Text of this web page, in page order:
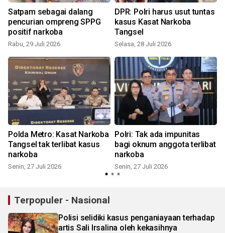
Satpam sebagai dalang
pencurian ompreng SPPG
positif narkoba
Rabu, 29 Juli 2026
DPR: Polri harus usut tuntas
kasus Kasat Narkoba
Tangsel
Selasa, 28 Juli 2026
Polda Metro: Kasat Narkoba
Tangsel tak terlibat kasus
narkoba
Senin, 27 Juli 2026
Polri: Tak ada impunitas
bagi oknum anggota terlibat
narkoba
Senin, 27 Juli 2026
Terpopuler - Nasional
Polisi selidiki kasus penganiayaan terhadap
artis Sali Irsalina oleh kekasihnya